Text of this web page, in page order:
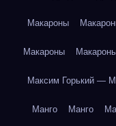
Макароны
Макароны
Максим Горький —
Манго Манго